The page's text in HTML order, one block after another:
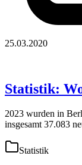
25.03.2020
Statistik:
2023 wurden in
insgesamt 37.083
Statistik